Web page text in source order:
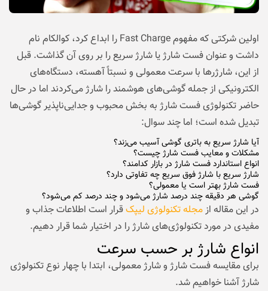
اولین شرکتی که مفهوم Fast Charge را ابداع کرد، کوالکام نام
داشت و عنوان فست شارژ یا شارژ سریع را بر روی آن گذاشت. قبل
از این، شارژرها با سرعت معمولی و نسبتاً آهسته، دستگاه‌های
الکترونیکی از جمله گوشی‌های هوشمند را شارژ می‌کردند اما در حال
حاضر تکنولوژی فست شارژ به بخش محبوب و جدایی‌ناپذیر گوشی‌ها
تبدیل شده است؛ اما چند سوال:
آیا شارژ سریع به باتری گوشی آسیب می‌زند؟
مشکلات و معایب فست شارژ چیست؟
انواع استاندارد فست شارژ در بازار کدامند؟
شارژ سریع با شارژ فوق سریع چه تفاوتی دارد؟
فست شارژ بهتر است یا معمولی؟
گوشی هر دقیقه چند درصد شارژ می‌شود و چند درصد کم می‌شود؟
در این مقاله ازمجله تکنولوژی لیپکقرار است اطلاعات جذاب و
مفیدی در مورد تکنولوژی‌های شارژ را در اختیار شما قرار دهیم.
انواع شارژ بر حسب سرعت
برای مقایسه‌ فست شارژ و شارژ معمولی، ابتدا با چهار نوع تکنولوژی
شارژ آشنا خواهیم شد.